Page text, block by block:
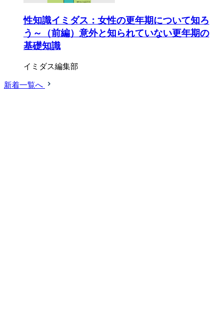
性知識イミダス：女性の更年期について知ろ
う～（前編）意外と知られていない更年期の
基礎知識
イミダス編集部
新着一覧へ